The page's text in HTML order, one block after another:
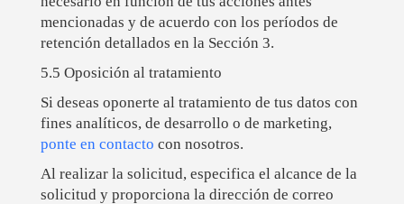
mencionadas y de acuerdo con los períodos de
retención detallados en la Sección 3.
5.5 Oposición al tratamiento
Si deseas oponerte al tratamiento de tus datos con
fines analíticos, de desarrollo o de marketing,
ponte en contacto con nosotros.
Al realizar la solicitud, especifica el alcance de la
solicitud y proporciona la dirección de correo